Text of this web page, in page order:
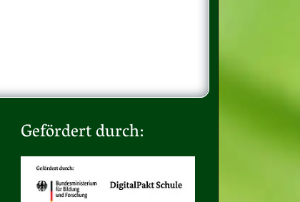
Gefördert durch: